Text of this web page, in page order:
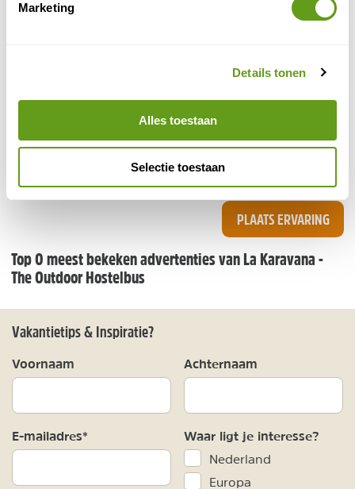
Marketing
Details tonen
Alles toestaan
Selectie toestaan
Reisperiode
PLAATS ERVARING
Top 0 meest bekeken advertenties van La Karavana -
The Outdoor Hostelbus
Vakantietips & Inspiratie?
Voornaam Achternaam
E-mailadres* Waar ligt je interesse?
Nederland
Europa